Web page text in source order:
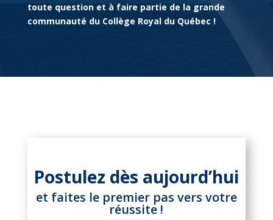
toute question et à faire partie de la grande
communauté du Collège Royal du Québec !
Postulez dès aujourd’hui
et faites le premier pas vers votre
réussite !